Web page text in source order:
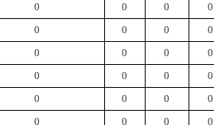
0 0 0 0
0 0 0 0
0 0 0 0
0 0 0 0
0 0 0 0
0 0 0 0